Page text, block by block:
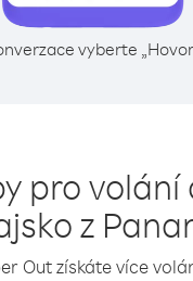
vyberte
pro volání
z
Out získáte více